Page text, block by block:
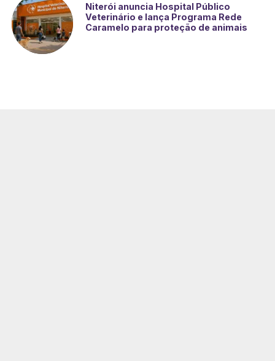
Niterói anuncia Hospital Público
Veterinário e lança Programa Rede
Caramelo para proteção de animais